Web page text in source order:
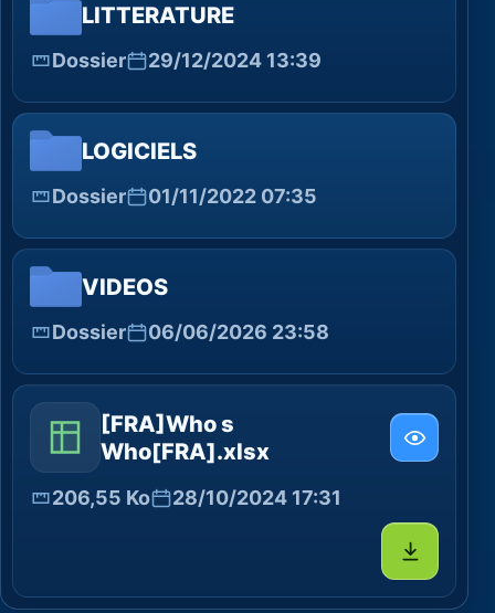
LITTERATURE
Dossier 29/12/2024 13:39
LOGICIELS
Dossier 01/11/2022 07:35
VIDEOS
Dossier 06/06/2026 23:58
[FRA]Who s
Who[FRA].xlsx
206,55 Ko 28/10/2024 17:31